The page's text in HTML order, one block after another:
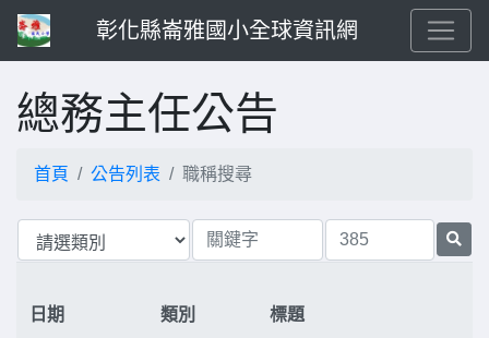
彰化縣崙雅國小全球資訊網
總務主任公告
首頁 公告列表 職稱搜尋
日期 類別 標題